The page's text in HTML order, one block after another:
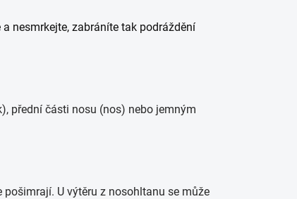
nesmrkejte, zabráníte tak podráždění
přední části nosu (nos) nebo jemným
U výtěru z nosohltanu se může